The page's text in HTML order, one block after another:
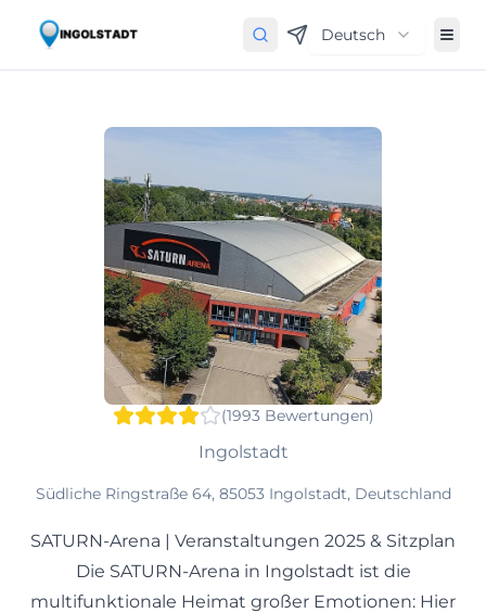
Deutsch
(1993 Bewertungen)
Ingolstadt
Südliche Ringstraße 64, 85053 Ingolstadt, Deutschland
SATURN-Arena | Veranstaltungen 2025 & Sitzplan
Die SATURN-Arena in Ingolstadt ist die
multifunktionale Heimat großer Emotionen: Hier